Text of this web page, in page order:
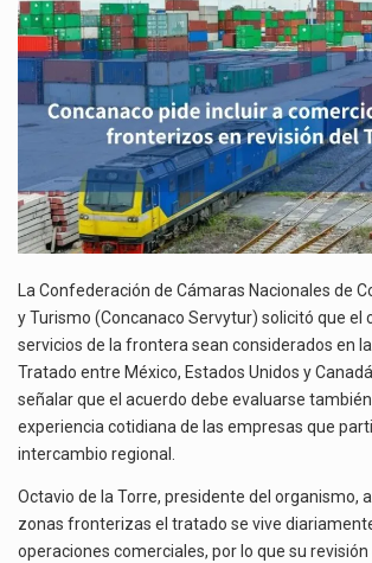
Y
SERVICIOS
FRONTERIZOS
EN
REVISIÓN
DEL
T-
MEC
La Confederación de Cámaras Nacionales de
y Turismo (Concanaco Servytur) solicitó que el
servicios de la frontera sean considerados en la
Tratado entre México, Estados Unidos y Canadá
señalar que el acuerdo debe evaluarse
experiencia cotidiana de las empresas que
intercambio regional.
Octavio de la Torre, presidente del organismo,
zonas fronterizas el tratado se vive
operaciones comerciales, por lo que su